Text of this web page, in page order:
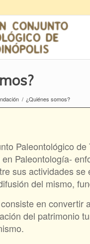
/ ¿Quiénes somos?
Paleontológico
Paleontología-
sus actividades
del mismo,
en convertir
del patrimonio